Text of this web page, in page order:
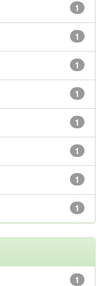
1
1
1
1
1
1
1
1
1